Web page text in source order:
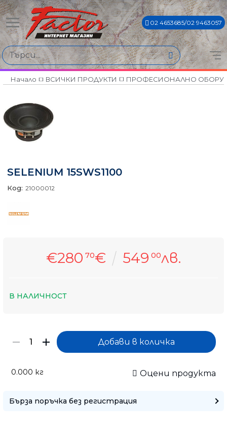
02 4653685/02 9463057
Начало ВСИЧКИ ПРОДУКТИ ПРОФЕСИОНАЛНО
SELENIUM 15SWS1100
Код: 21000012
€280 70€ 549 00лв.
В НАЛИЧНОСТ
0.000 кг Оцени продукта
Бърза поръчка без регистрация